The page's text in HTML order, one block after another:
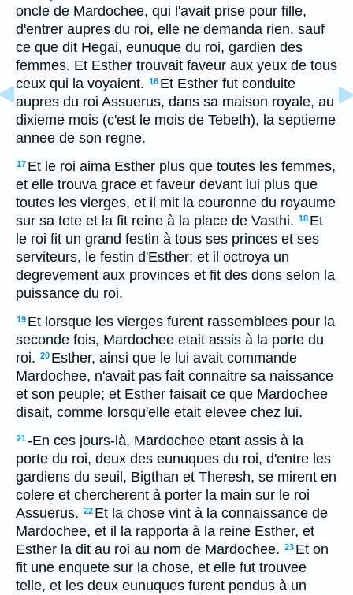
oncle de Mardochee, qui l'avait prise pour fille,
d'entrer aupres du roi, elle ne demanda rien, sauf
ce que dit Hegai, eunuque du roi, gardien des
femmes. Et Esther trouvait faveur aux yeux de tous
ceux qui la voyaient. 16 Et Esther fut conduite
aupres du roi Assuerus, dans sa maison royale, au
dixieme mois (c'est le mois de Tebeth), la septieme
annee de son regne.
17 Et le roi aima Esther plus que toutes les femmes,
et elle trouva grace et faveur devant lui plus que
toutes les vierges, et il mit la couronne du royaume
sur sa tete et la fit reine à la place de Vasthi. 18 Et
le roi fit un grand festin à tous ses princes et ses
serviteurs, le festin d'Esther; et il octroya un
degrevement aux provinces et fit des dons selon la
puissance du roi.
19 Et lorsque les vierges furent rassemblees pour la
seconde fois, Mardochee etait assis à la porte du
roi. 20 Esther, ainsi que le lui avait commande
Mardochee, n'avait pas fait connaitre sa naissance
et son peuple; et Esther faisait ce que Mardochee
disait, comme lorsqu'elle etait elevee chez lui.
21-En ces jours-là, Mardochee etant assis à la
porte du roi, deux des eunuques du roi, d'entre les
gardiens du seuil, Bigthan et Theresh, se mirent en
colere et chercherent à porter la main sur le roi
Assuerus. 22 Et la chose vint à la connaissance de
Mardochee, et il la rapporta à la reine Esther, et
Esther la dit au roi au nom de Mardochee. 23 Et on
fit une enquete sur la chose, et elle fut trouvee
telle, et les deux eunuques furent pendus à un